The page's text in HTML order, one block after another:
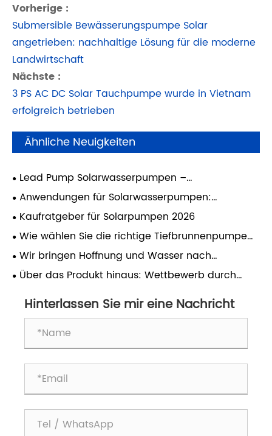
Vorherige :
Submersible Bewässerungspumpe Solar
angetrieben: nachhaltige Lösung für die moderne
Landwirtschaft
Nächste :
3 PS AC DC Solar Tauchpumpe wurde in Vietnam
erfolgreich betrieben
Ähnliche Neuigkeiten
Lead Pump Solarwasserpumpen –
Händlerhandbuch
Anwendungen für Solarwasserpumpen:
Landwirtschaft, Viehzucht und Heimgebrauch
Kaufratgeber für Solarpumpen 2026
Wie wählen Sie die richtige Tiefbrunnenpumpe
für Ihren Betrieb aus?
Wir bringen Hoffnung und Wasser nach
Südostasien
Über das Produkt hinaus: Wettbewerb durch
Hinterlassen Sie mir eine Nachricht